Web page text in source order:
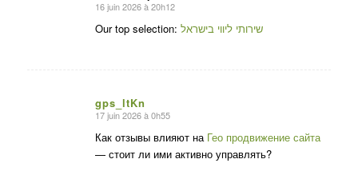
dit
16 juin 2026 à 20h12
Our top selection: שירותי ליווי בישראל
gps_ltKn
dit
17 juin 2026 à 0h55
Как отзывы влияют на Гео продвижение сайта
— стоит ли ими активно управлять?